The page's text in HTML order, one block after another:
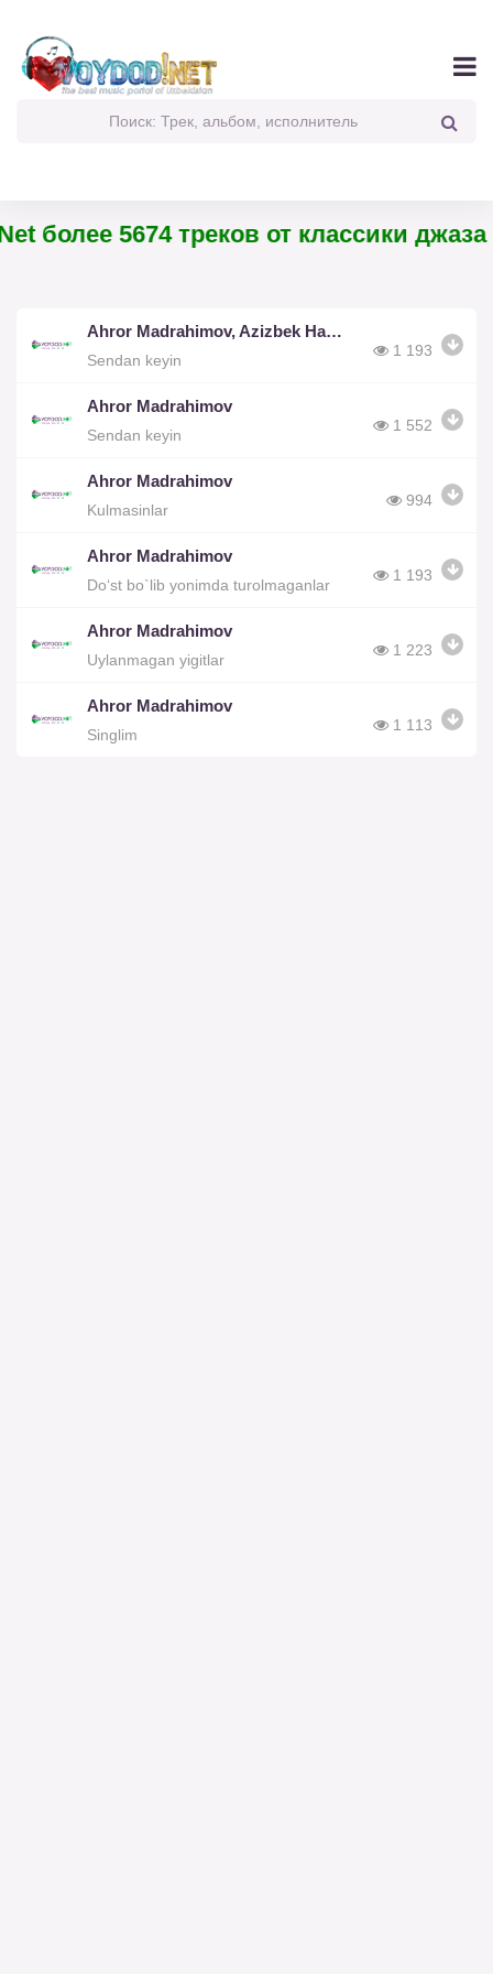
более 5674 треков от классики джаза
Ahror Madrahimov, Azizbek Hamidov
Sendan keyin
1 193
Ahror Madrahimov
Sendan keyin
1 552
Ahror Madrahimov
Kulmasinlar
994
Ahror Madrahimov
Do‘st bo`lib yonimda turolmaganlar
1 193
Ahror Madrahimov
Uylanmagan yigitlar
1 223
Ahror Madrahimov
Singlim
1 113